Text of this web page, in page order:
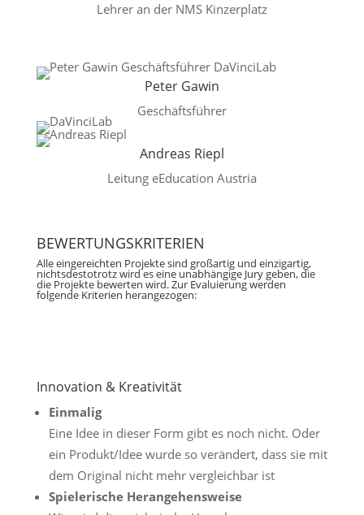
Lehrer an der NMS Kinzerplatz
Peter Gawin
Geschäftsführer
Andreas Riepl
Leitung eEducation Austria
BEWERTUNGSKRITERIEN
Alle eingereichten Projekte sind großartig und einzigartig,
nichtsdestotrotz wird es eine unabhängige Jury geben, die
die Projekte bewerten wird. Zur Evaluierung werden
folgende Kriterien herangezogen:
Innovation & Kreativität
Einmalig
Eine Idee in dieser Form gibt es noch nicht. Oder
ein Produkt/Idee wurde so verändert, dass sie mit
dem Original nicht mehr vergleichbar ist
Spielerische Herangehensweise